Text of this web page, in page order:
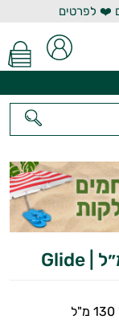
❤️ לפרטים